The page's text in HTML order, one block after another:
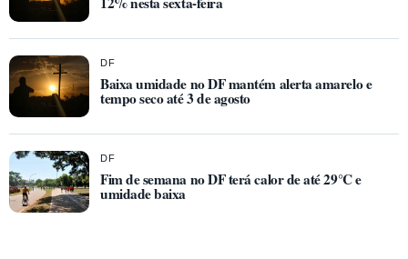
DF
Baixa umidade no DF mantém alerta amarelo e
tempo seco até 3 de agosto
DF
Fim de semana no DF terá calor de até 29°C e
umidade baixa